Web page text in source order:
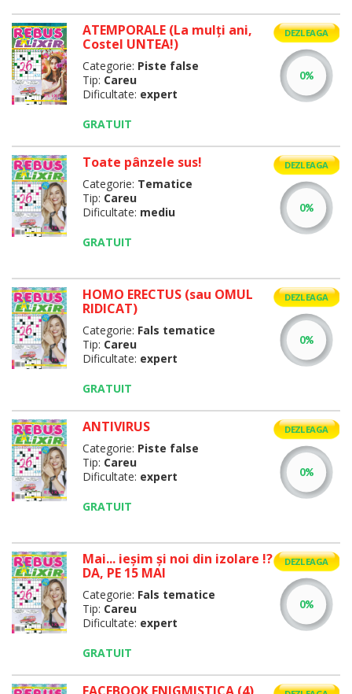
ATEMPORALE (La mulţi ani,
Costel UNTEA!)
Categorie: Piste false
Tip: Careu
Dificultate: expert
GRATUIT
DEZLEAGA
Toate pânzele sus!
Categorie: Tematice
Tip: Careu
Dificultate: mediu
GRATUIT
DEZLEAGA
HOMO ERECTUS (sau OMUL
RIDICAT)
Categorie: Fals tematice
Tip: Careu
Dificultate: expert
GRATUIT
DEZLEAGA
ANTIVIRUS
Categorie: Piste false
Tip: Careu
Dificultate: expert
GRATUIT
DEZLEAGA
Mai... ieşim şi noi din izolare !?
DA, PE 15 MAI
Categorie: Fals tematice
Tip: Careu
Dificultate: expert
GRATUIT
DEZLEAGA